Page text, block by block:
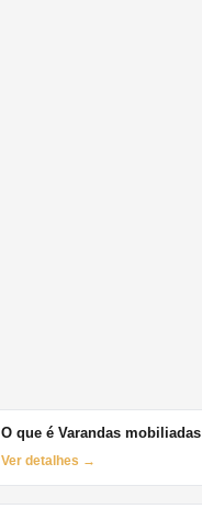
O que é Varandas mobiliadas
Ver detalhes →